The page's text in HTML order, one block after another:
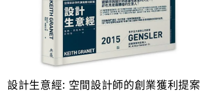
設計生意經: 空間設計師的創業獲利提案